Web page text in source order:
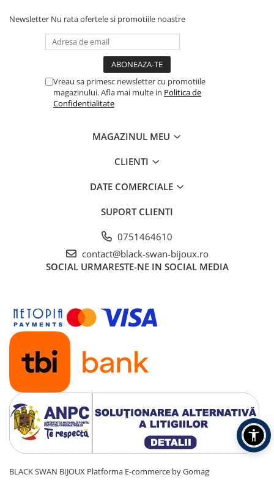
Newsletter Nu rata ofertele si promotiile noastre
Vreau sa primesc newsletter cu promotiile
magazinului. Afla mai multe in Politica de
Confidentialitate
MAGAZINUL MEU
CLIENTI
DATE COMERCIALE
SUPORT CLIENTI
0751464610
contact@black-swan-bijoux.ro
SOCIAL URMARESTE-NE IN SOCIAL MEDIA
BLACK SWAN BIJOUX Platforma E-commerce by Gomag